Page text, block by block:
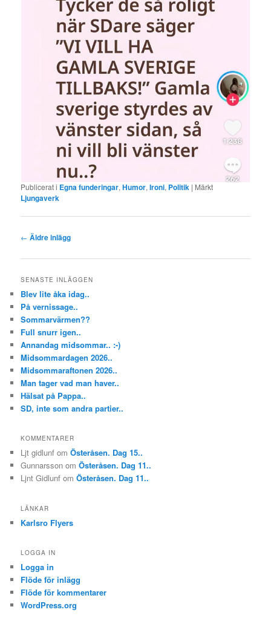
Publicerat i Egna funderingar,Humor,Ironi, Politik | Märkt
Ljungaverk
Inläggsnavigering
← Äldre inlägg
SENASTE INLÄGGEN
Blev lite åka idag..
På vernissage..
Sommarvärmen??
Full snurr igen..
Annandag midsommar.. :-)
Midsommardagen 2026..
Midsommaraftonen 2026..
Man tager vad man haver..
Hälsat på Pappa..
SD, inte som andra partier..
KOMMENTARER
Ljt gidlunf omÖsteråsen. Dag 15..
Gunnarsson omÖsteråsen. Dag 11..
Ljnt Gidlunf omÖsteråsen. Dag 11..
LÄNKAR
Karlsro Flyers
LOGGA IN
Logga in
Flöde för inlägg
Flöde för kommentarer
WordPress.org